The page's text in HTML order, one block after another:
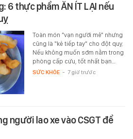
6 thực phẩm ĂN ÍT LẠI nếu
Toàn món "vạn người mê" nhưng
cũng là "kẻ tiếp tay" cho đột quỵ.
Nếu không muốn sớm nằm trong
phòng cấp cứu, tốt nhất bạn…
SỨC KHỎE - 7 giờ trước
người lao xe vào CSGT để